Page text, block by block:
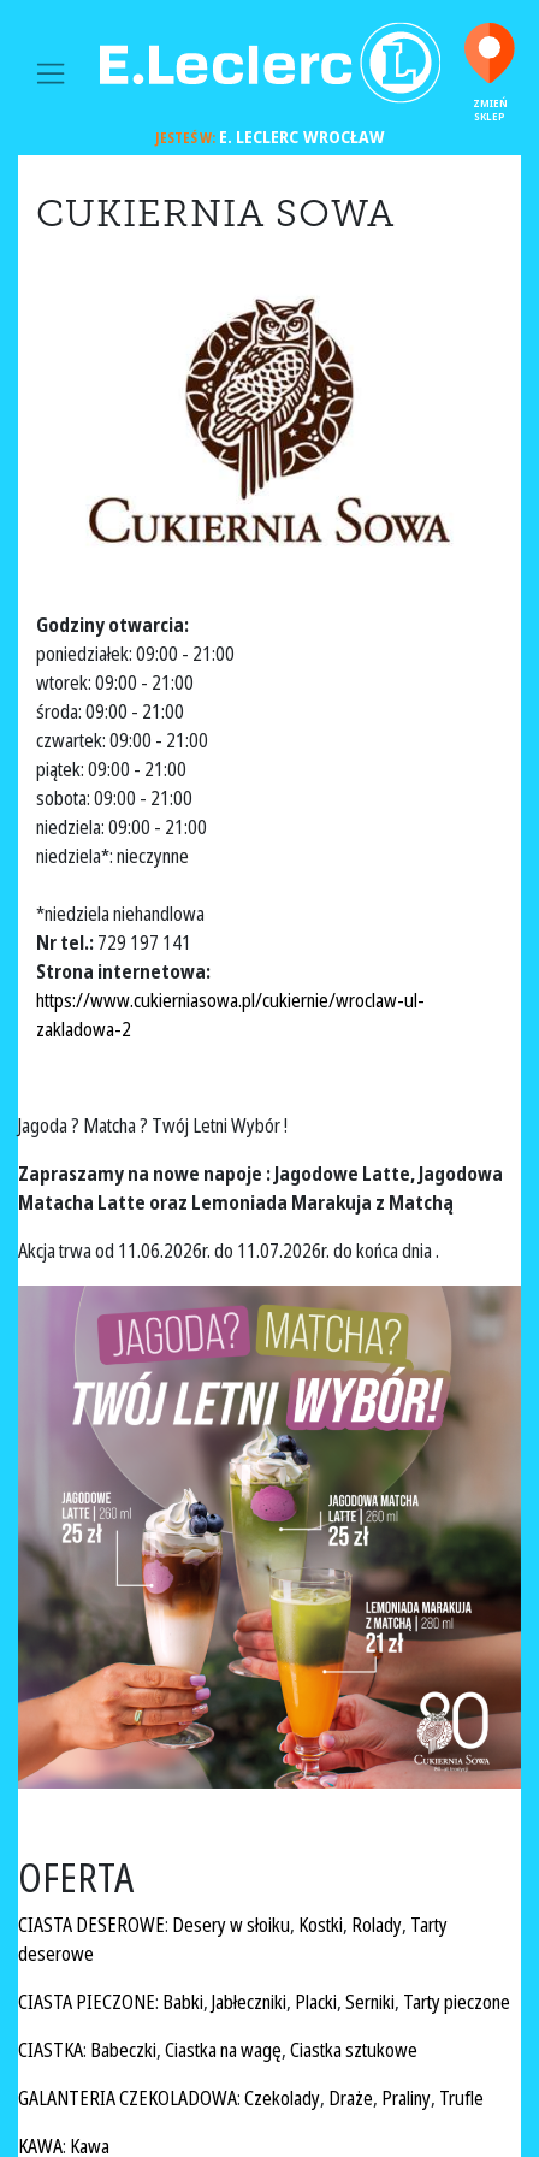
MAIN NAVIGATION
ZMIEŃ
SKLEP
JESTEŚ W:E. LECLERC WROCŁAW
CUKIERNIA SOWA
Godziny otwarcia:
poniedziałek: 09:00 - 21:00
wtorek: 09:00 - 21:00
środa: 09:00 - 21:00
czwartek: 09:00 - 21:00
piątek: 09:00 - 21:00
sobota: 09:00 - 21:00
niedziela: 09:00 - 21:00
niedziela*: nieczynne
*niedziela niehandlowa
Nr tel.:729 197 141
Strona internetowa:
https://www.cukierniasowa.pl/cukiernie/wroclaw-ul-
zakladowa-2
Jagoda ? Matcha ? Twój Letni Wybór !
Zapraszamy na nowe napoje : Jagodowe Latte, Jagodowa
Matacha Latte oraz Lemoniada Marakuja z Matchą
Akcja trwa od 11.06.2026r. do 11.07.2026r. do końca dnia .
OFERTA
CIASTA DESEROWE: Desery w słoiku, Kostki, Rolady, Tarty
deserowe
CIASTA PIECZONE: Babki,Jabłeczniki, Placki,Serniki, Tarty pieczone
CIASTKA: Babeczki,Ciastka na wagę,Ciastka sztukowe
GALANTERIA CZEKOLADOWA:Czekolady, Draże, Praliny, Trufle
KAWA: Kawa